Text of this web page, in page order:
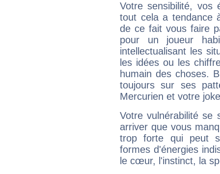
Votre sensibilité,
tout cela a tendance
de ce fait vous faire
pour un joueur
intellectualisant les
les idées ou les
humain des choses.
toujours sur ses
Mercurien et votre
Votre vulnérabilité se
arriver que vous
trop forte qui peut
formes d'énergies
le cœur, l'instinct, la